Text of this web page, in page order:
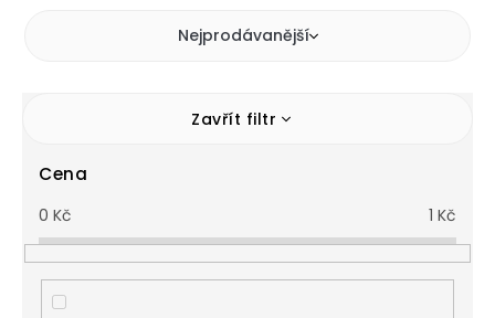
Nejprodávanější
Zavřít filtr
Cena
0 Kč 1 Kč